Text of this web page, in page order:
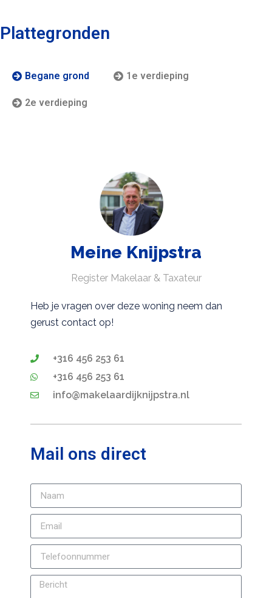
Plattegronden
Begane grond 1e verdieping
2e verdieping
Meine Knijpstra
Register Makelaar & Taxateur
Heb je vragen over deze woning neem dan
gerust contact op!
+316 456 253 61
+316 456 253 61
info@makelaardijknijpstra.nl
Mail ons direct